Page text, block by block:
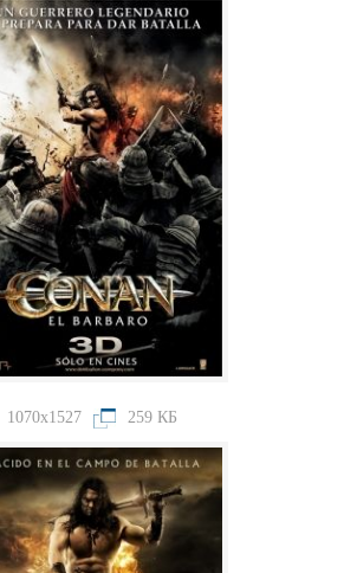
1070x1527 259 КБ